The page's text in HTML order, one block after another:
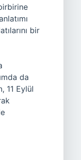
bir
da
11 Eylül